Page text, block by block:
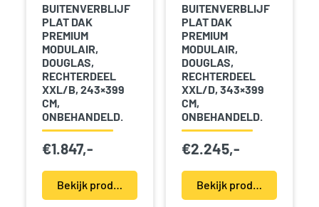
BUITENVERBLIJF
PLAT DAK
PREMIUM
MODULAIR,
DOUGLAS,
RECHTERDEEL
XXL/B, 243×399
CM,
ONBEHANDELD.
€1.847,-
Bekijk product(en)
BUITENVERBLIJF
PLAT DAK
PREMIUM
MODULAIR,
DOUGLAS,
RECHTERDEEL
XXL/D, 343×399
CM,
ONBEHANDELD.
€2.245,-
Bekijk product(en)